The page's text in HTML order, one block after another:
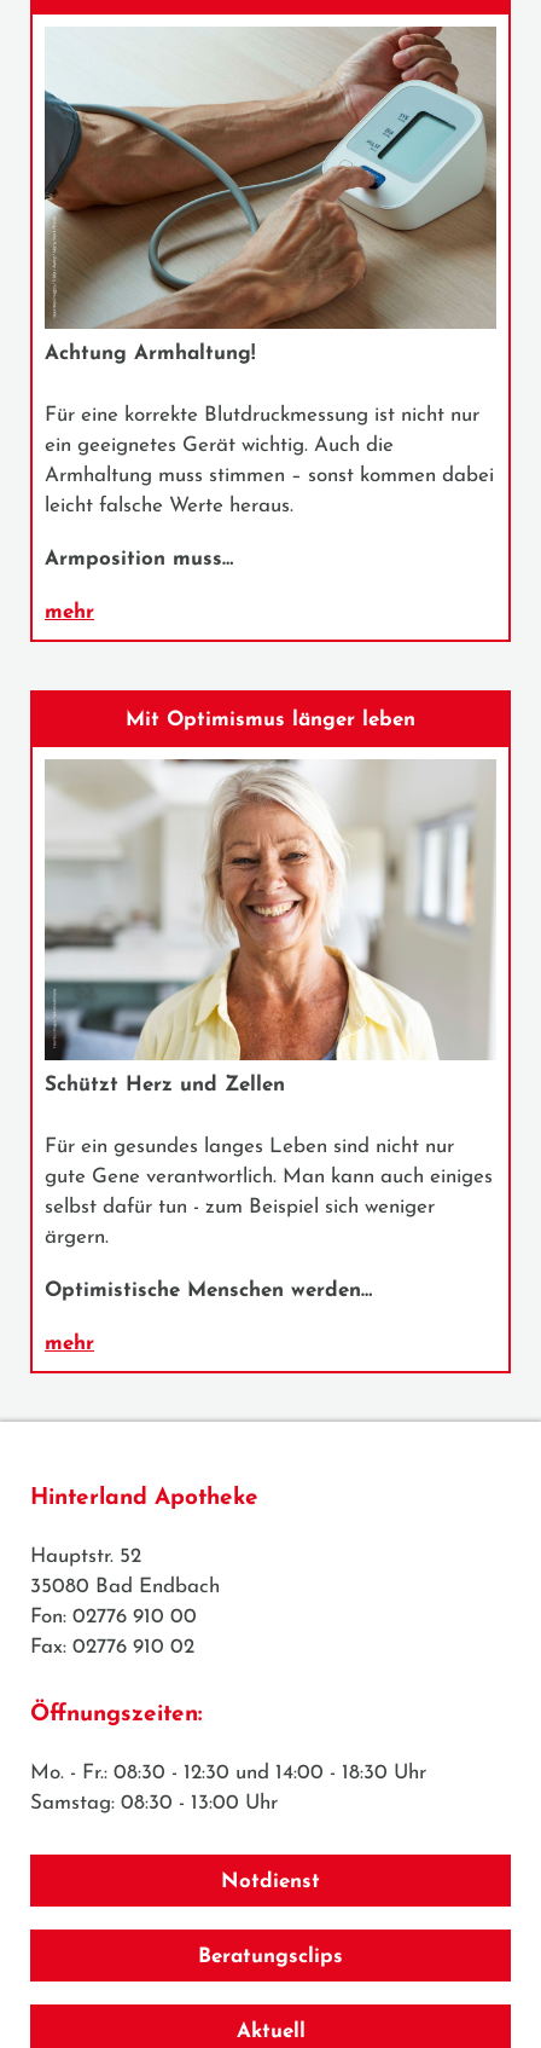
Achtung Armhaltung!
Für eine korrekte Blutdruckmessung ist nicht nur
ein geeignetes Gerät wichtig. Auch die
Armhaltung muss stimmen – sonst kommen dabei
leicht falsche Werte heraus.
Armposition muss…
mehr
Mit Optimismus länger leben
Schützt Herz und Zellen
Für ein gesundes langes Leben sind nicht nur
gute Gene verantwortlich. Man kann auch einiges
selbst dafür tun - zum Beispiel sich weniger
ärgern.
Optimistische Menschen werden…
mehr
Hinterland Apotheke
Hauptstr. 52
35080 Bad Endbach
Fon: 02776 910 00
Fax: 02776 910 02
Öffnungszeiten:
Mo. - Fr.: 08:30 - 12:30 und 14:00 - 18:30 Uhr
Samstag: 08:30 - 13:00 Uhr
Notdienst
Beratungsclips
Aktuell